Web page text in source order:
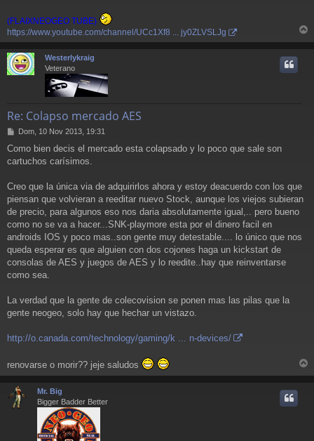
(FLAIXNEOGEO TUBE)
https://www.youtube.com/channel/UCc1Xf8 ... jy0ZLVSLJg
r
Westerlykraig
Veterano
Re: Colapso mercado AES
M
n
s
j
Dom, 10 Nov 2013, 19:31
Como bien decis el mercado esta colapsado y lo poco que sale son
cartuchos carísimos.
Creo que la única via de adquirirlos ahora y estoy deacuerdo con los que
piensan que volvieran a reeditar nuevo Stock, aunque los viejos subieran
de precio, para algunos eso nos daria absolutamente igual,.. pero bueno
como no se va a hacer...SNK-playmore esta por el dinero facil en
androids IOS y poco mas..son gente muy detestable.... lo único que nos
queda esperar es que alguien con dos cojones haga un kickstart de
consolas de AES y juegos de AES y lo reedite..hay que reinventarse
como sea.
La verdad que la gente de colecovision se ponen mas las pilas que la
gente neogeo, solo hay que hechar un vistazo.
http://o.canada.com/technology/gaming/k ... n-devices/
renovarse o morir?? jeje saludos
r
Mr. Big
Bigger Badder Better